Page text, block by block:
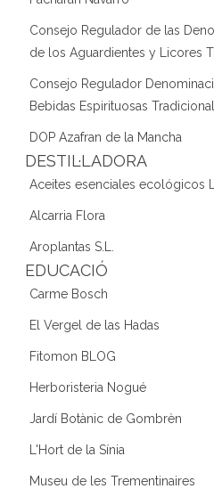
Consejo Regulador de las
de los Aguardientes y Licores
Consejo Regulador
Bebidas Espirituosas
DOP Azafran de la Mancha
DESTIL·LADORA
Aceites esenciales ecológicos
Alcarria Flora
Aroplantas S.L.
EDUCACIÓ
Carme Bosch
El Vergel de las Hadas
Fitomon BLOG
Herboristeria Nogué
Jardí Botànic de Gombrèn
L'Hort de la Sínia
Museu de les Trementinaires